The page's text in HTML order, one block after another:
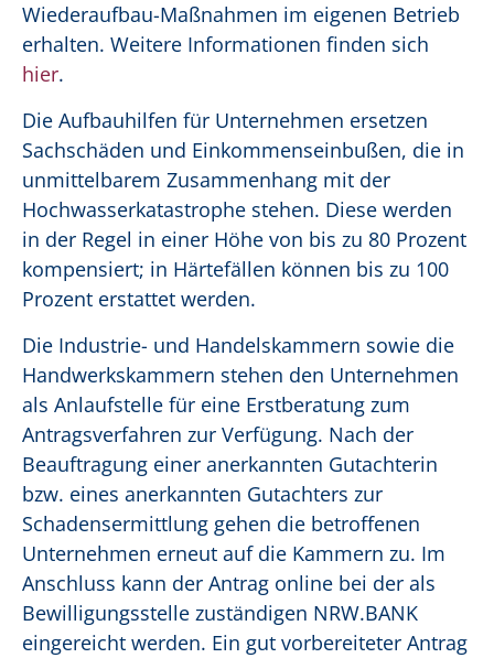
Wiederaufbau-Maßnahmen im eigenen Betrieb
erhalten. Weitere Informationen finden sich
hier.
Die Aufbauhilfen für Unternehmen ersetzen
Sachschäden und Einkommenseinbußen, die in
unmittelbarem Zusammenhang mit der
Hochwasserkatastrophe stehen. Diese werden
in der Regel in einer Höhe von bis zu 80 Prozent
kompensiert; in Härtefällen können bis zu 100
Prozent erstattet werden.
Die Industrie- und Handelskammern sowie die
Handwerkskammern stehen den Unternehmen
als Anlaufstelle für eine Erstberatung zum
Antragsverfahren zur Verfügung. Nach der
Beauftragung einer anerkannten Gutachterin
bzw. eines anerkannten Gutachters zur
Schadensermittlung gehen die betroffenen
Unternehmen erneut auf die Kammern zu. Im
Anschluss kann der Antrag online bei der als
Bewilligungsstelle zuständigen NRW.BANK
eingereicht werden. Ein gut vorbereiteter Antrag